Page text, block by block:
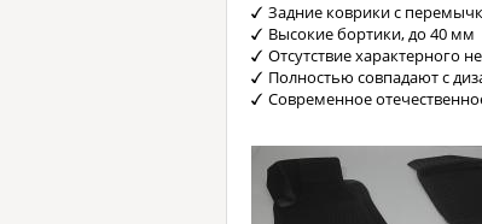
Задние коврики с
Высокие бортики, до 40 мм
Отсутствие характерного
Полностью совпадают с
Современное